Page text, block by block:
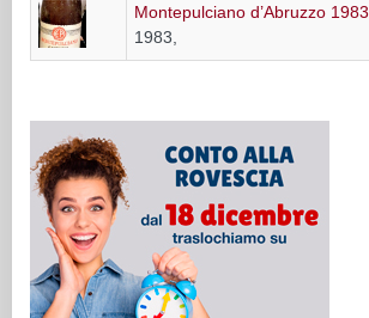
Montepulciano d’Abruzzo 1983
1983,